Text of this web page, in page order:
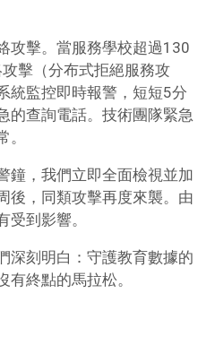
攻擊。當服務學校超過130
擊（分布式拒絕服務攻
統監控即時報警，短短5分
的查詢電話。技術團隊緊急
鐘，我們立即全面檢視並加
後，同類攻擊再度來襲。由
到影響。
深刻明白：守護教育數據的
終點的馬拉松。